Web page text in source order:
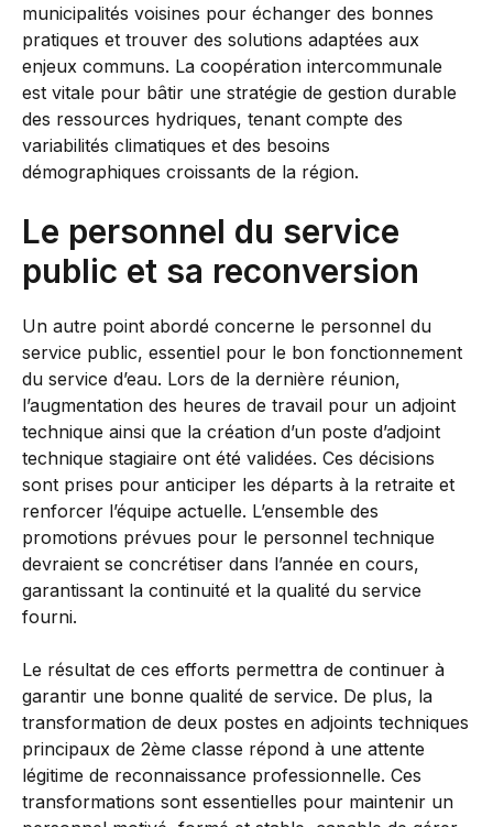
municipalités voisines pour échanger des bonnes
pratiques et trouver des solutions adaptées aux
enjeux communs. La coopération intercommunale
est vitale pour bâtir une stratégie de gestion durable
des ressources hydriques, tenant compte des
variabilités climatiques et des besoins
démographiques croissants de la région.
Le personnel du service
public et sa reconversion
Un autre point abordé concerne le personnel du
service public, essentiel pour le bon fonctionnement
du service d’eau. Lors de la dernière réunion,
l’augmentation des heures de travail pour un adjoint
technique ainsi que la création d’un poste d’adjoint
technique stagiaire ont été validées. Ces décisions
sont prises pour anticiper les départs à la retraite et
renforcer l’équipe actuelle. L’ensemble des
promotions prévues pour le personnel technique
devraient se concrétiser dans l’année en cours,
garantissant la continuité et la qualité du service
fourni.
Le résultat de ces efforts permettra de continuer à
garantir une bonne qualité de service. De plus, la
transformation de deux postes en adjoints techniques
principaux de 2ème classe répond à une attente
légitime de reconnaissance professionnelle. Ces
transformations sont essentielles pour maintenir un